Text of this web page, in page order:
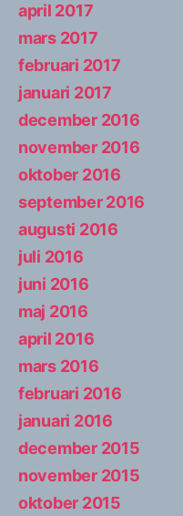
april 2017
mars 2017
februari 2017
januari 2017
december 2016
november 2016
oktober 2016
september 2016
augusti 2016
juli 2016
juni 2016
maj 2016
april 2016
mars 2016
februari 2016
januari 2016
december 2015
november 2015
oktober 2015